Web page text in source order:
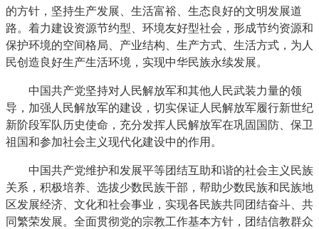
的方针，坚持生产发展、生活富裕、生态良好的文明发展道
路。着力建设资源节约型、环境友好型社会，形成节约资源和
保护环境的空间格局、产业结构、生产方式、生活方式，为人
民创造良好生产生活环境，实现中华民族永续发展。
中国共产党坚持对人民解放军和其他人民武装力量的领
导，加强人民解放军的建设，切实保证人民解放军履行新世纪
新阶段军队历史使命，充分发挥人民解放军在巩固国防、保卫
祖国和参加社会主义现代化建设中的作用。
中国共产党维护和发展平等团结互助和谐的社会主义民族
关系，积极培养、选拔少数民族干部，帮助少数民族和民族地
区发展经济、文化和社会事业，实现各民族共同团结奋斗、共
同繁荣发展。全面贯彻党的宗教工作基本方针，团结信教群众